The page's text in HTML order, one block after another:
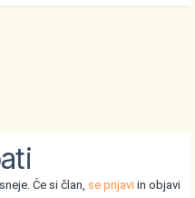
Če si član, se prijavi in objavi